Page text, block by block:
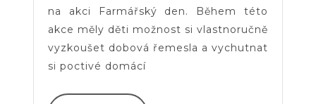
na akci Farmářský den. Během této
akce měly děti možnost si vlastnoručně
vyzkoušet dobová řemesla a vychutnat
si poctivé domácí